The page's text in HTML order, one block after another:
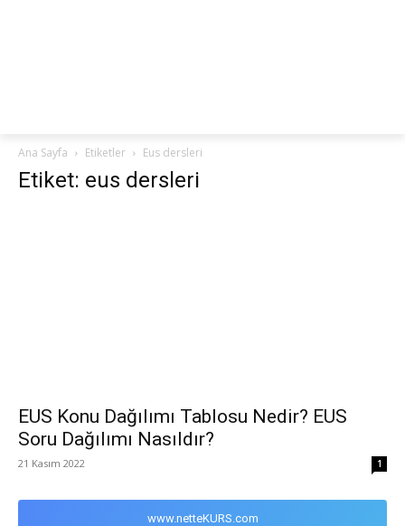
Ana Sayfa Etiketler Eus dersleri
Etiket: eus dersleri
EUS Konu Dağılımı Tablosu Nedir? EUS
Soru Dağılımı Nasıldır?
21 Kasım 2022 1
www.netteKURS.com